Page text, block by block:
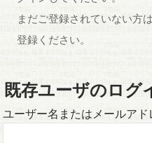
まだご登録されていない方
登録ください。
既存ユーザのログ
ユーザー名またはメールアド